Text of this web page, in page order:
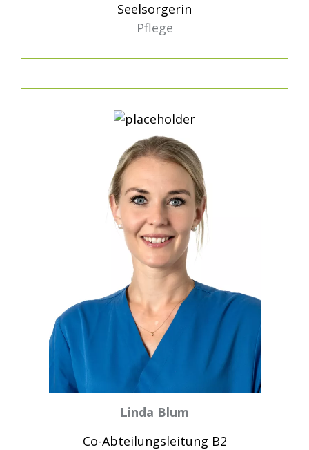
Seelsorgerin
Pflege
Linda Blum
Co-Abteilungsleitung B2